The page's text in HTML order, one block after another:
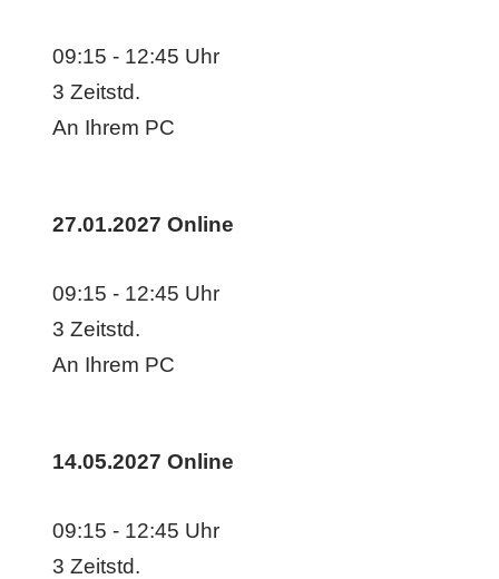
09:15 - 12:45 Uhr
3 Zeitstd.
An Ihrem PC
27.01.2027 Online
09:15 - 12:45 Uhr
3 Zeitstd.
An Ihrem PC
14.05.2027 Online
09:15 - 12:45 Uhr
3 Zeitstd.